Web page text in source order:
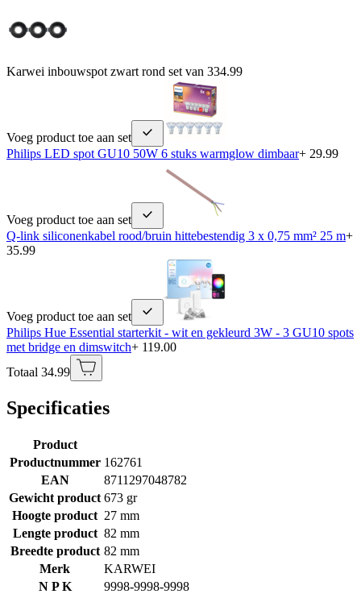
Karwei inbouwspot zwart rond set van 334.99
Voeg product toe aan set
Philips LED spot GU10 50W 6 stuks warmglow dimbaar+ 29.99
Voeg product toe aan set
Q-link siliconenkabel rood/bruin hittebestendig 3 x 0,75 mm² 25 m+
35.99
Voeg product toe aan set
Philips Hue Essential starterkit - wit en gekleurd 3W - 3 GU10 spots
met bridge en dimswitch+ 119.00
Totaal 34.99
Specificaties
Product
Productnummer 162761
EAN
8711297048782
Gewicht product 673 gr
Hoogte product 27 mm
Lengte product 82 mm
Breedte product 82 mm
Merk
KARWEI
N P K
9998-9998-9998